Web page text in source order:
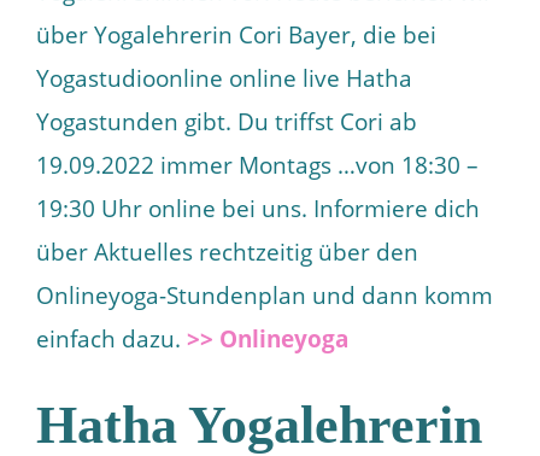
über Yogalehrerin Cori Bayer, die bei
Yogastudioonline online live Hatha
Yogastunden gibt. Du triffst Cori ab
19.09.2022 immer Montags …von 18:30 –
19:30 Uhr online bei uns. Informiere dich
über Aktuelles rechtzeitig über den
Onlineyoga-Stundenplan und dann komm
einfach dazu. >> Onlineyoga
Hatha Yogalehrerin